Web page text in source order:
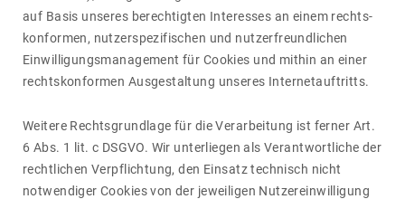
auf Basis unseres berech­tigten Inter­esses an einem rechts­
kon­formen, nutzer­spe­zi­fi­schen und nutzer­freund­li­chen
Einwil­li­gungs­ma­nage­ment für Cookies und mithin an einer
rechts­kon­formen Ausge­stal­tung unseres Inter­net­auf­tritts.
Weitere Rechts­grund­lage für die Verar­bei­tung ist ferner Art.
6 Abs. 1 lit. c DSGVO. Wir unter­liegen als Verant­wort­liche der
recht­li­chen Verpflich­tung, den Einsatz tech­nisch nicht
notwen­diger Cookies von der jewei­ligen Nutzer­ein­wil­li­gung